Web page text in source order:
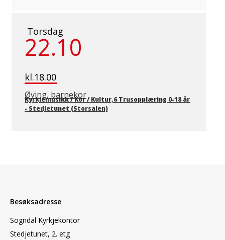
Torsdag
22.10
kl.18.00
Øving, barnekor
Kyrkjemusikk / Kor / Kultur,6 Trusopplæring 0-18 år
- Stedjetunet (Storsalen)
Besøksadresse
Sogndal Kyrkjekontor
Stedjetunet, 2. etg